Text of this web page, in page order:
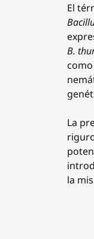
El
B.
La
la